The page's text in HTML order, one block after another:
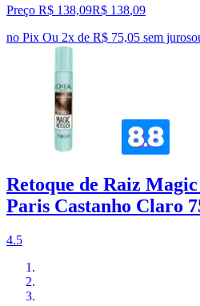
Preço R$ 138,09R$ 138,09
no Pix Ou 2x de R$ 75,05 sem juros
Retoque de Raiz
Paris Castanho Claro
4.5